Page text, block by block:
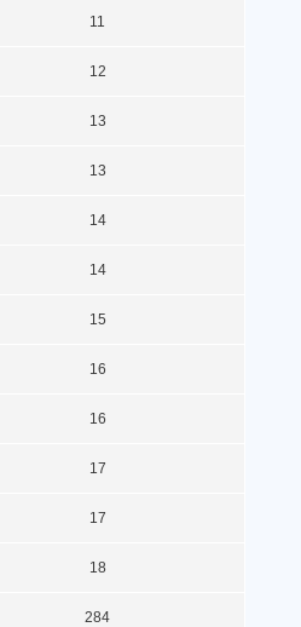
11
12
13
13
14
14
15
16
16
17
17
18
284